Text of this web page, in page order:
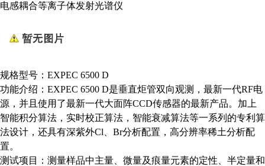
电感耦合等离子体发射光谱仪
规格型号： EXPEC 6500 D
功能介绍： EXPEC 6500 D是垂直炬管双向观测，最新一代RF电
源，并且使用了最新一代大面阵CCD传感器的最新产品。加上
智能积分算法，实时校正算法，智能衰减算法等一系列的专利算
法设计，还具有深紫外Cl、Br分析配置，高分辨率稀土分析配
置。
测试项目： 测量样品中主量、微量及痕量元素的定性、半定量和